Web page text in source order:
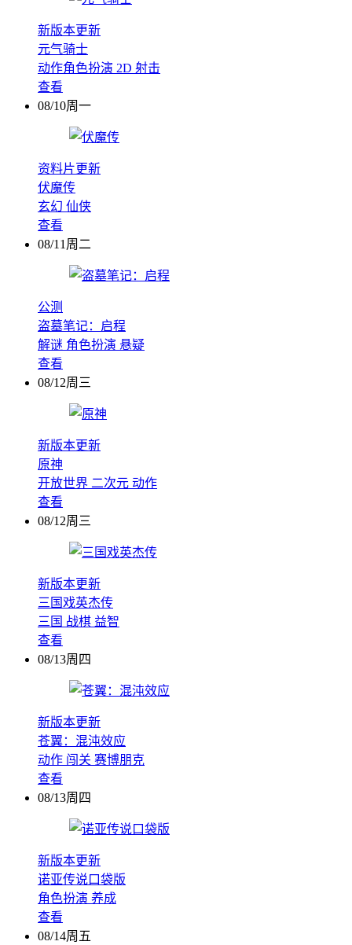
新版本更新
元气骑士
动作角色扮演 2D 射击
查看
08/10周一
资料片更新
伏魔传
玄幻 仙侠
查看
08/11周二
公测
盗墓笔记：启程
解谜 角色扮演 悬疑
查看
08/12周三
新版本更新
原神
开放世界 二次元 动作
查看
08/12周三
新版本更新
三国戏英杰传
三国 战棋 益智
查看
08/13周四
新版本更新
苍翼：混沌效应
动作 闯关 赛博朋克
查看
08/13周四
新版本更新
诺亚传说口袋版
角色扮演 养成
查看
08/14周五